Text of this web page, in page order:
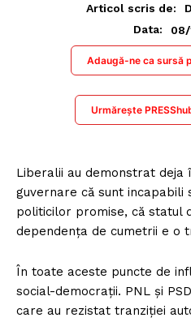
Articol scris de:
Data:
08/
Adaugă-ne ca sursă
Urmărește
Liberalii au demonstrat
guvernare că sunt incapabili
politicilor promise, că statul
dependența de cumetrii e o
În toate aceste puncte de
social-democrații. PNL și
care au rezistat tranziției